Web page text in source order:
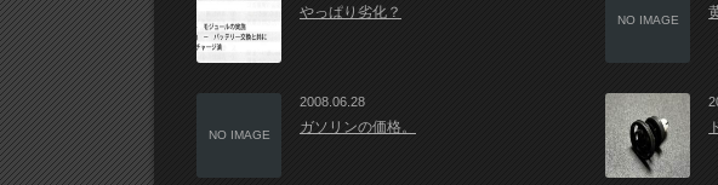
やっぱり劣化？ NO IMAGE
NO IMAGE
2008.06.28
ガソリンの価格。